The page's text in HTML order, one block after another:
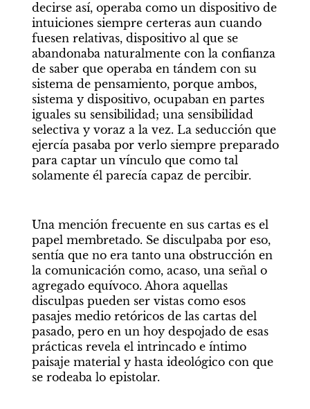
decirse así, operaba como un dispositivo de
intuiciones siempre certeras aun cuando
fuesen relativas, dispositivo al que se
abandonaba naturalmente con la confianza
de saber que operaba en tándem con su
sistema de pensamiento, porque ambos,
sistema y dispositivo, ocupaban en partes
iguales su sensibilidad; una sensibilidad
selectiva y voraz a la vez. La seducción que
ejercía pasaba por verlo siempre preparado
para captar un vínculo que como tal
solamente él parecía capaz de percibir.
Una mención frecuente en sus cartas es el
papel membretado. Se disculpaba por eso,
sentía que no era tanto una obstrucción en
la comunicación como, acaso, una señal o
agregado equívoco. Ahora aquellas
disculpas pueden ser vistas como esos
pasajes medio retóricos de las cartas del
pasado, pero en un hoy despojado de esas
prácticas revela el intrincado e íntimo
paisaje material y hasta ideológico con que
se rodeaba lo epistolar.